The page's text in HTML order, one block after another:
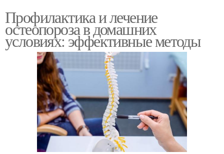
Профилактика и лечение
остеопороза в домашних
условиях: эффективные методы